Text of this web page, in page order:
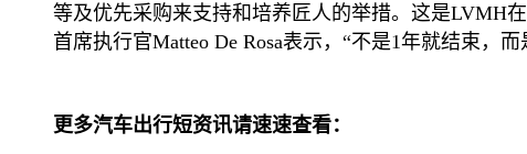
等及优先采购来支持和培养匠人的举措。这是LVMH
首席执行官Matteo De Rosa表示，“不是1年就结束，
更多汽车出行短资讯请速速查看：